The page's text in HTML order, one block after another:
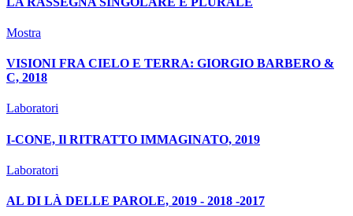
Mostra
VISIONI FRA CIELO E TERRA: GIORGIO BARBERO &
C, 2018
Laboratori
I-CONE, Il RITRATTO IMMAGINATO, 2019
Laboratori
AL DI LÀ DELLE PAROLE, 2019 - 2018 -2017